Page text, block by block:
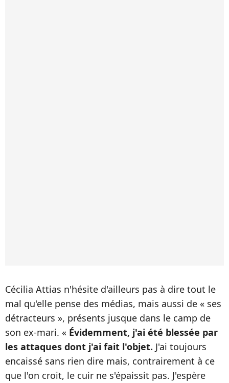
Cécilia Attias n'hésite d'ailleurs pas à dire tout le
mal qu'elle pense des médias, mais aussi de « ses
détracteurs », présents jusque dans le camp de
son ex-mari. « Évidemment, j'ai été blessée par
les attaques dont j'ai fait l'objet. J'ai toujours
encaissé sans rien dire mais, contrairement à ce
que l'on croit, le cuir ne s'épaissit pas. J'espère